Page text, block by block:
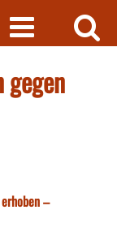
gegen
–